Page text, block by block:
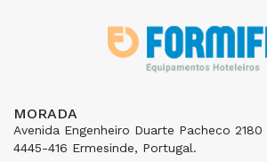
MORADA
Avenida Engenheiro Duarte Pacheco 2180
4445-416 Ermesinde, Portugal.